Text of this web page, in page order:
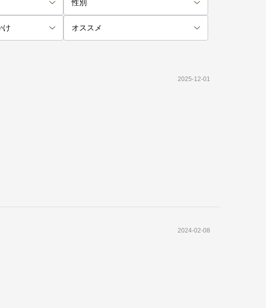
2025-12-01
2024-02-08